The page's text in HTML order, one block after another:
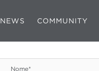
NEWS COMMUNITY
Nome*